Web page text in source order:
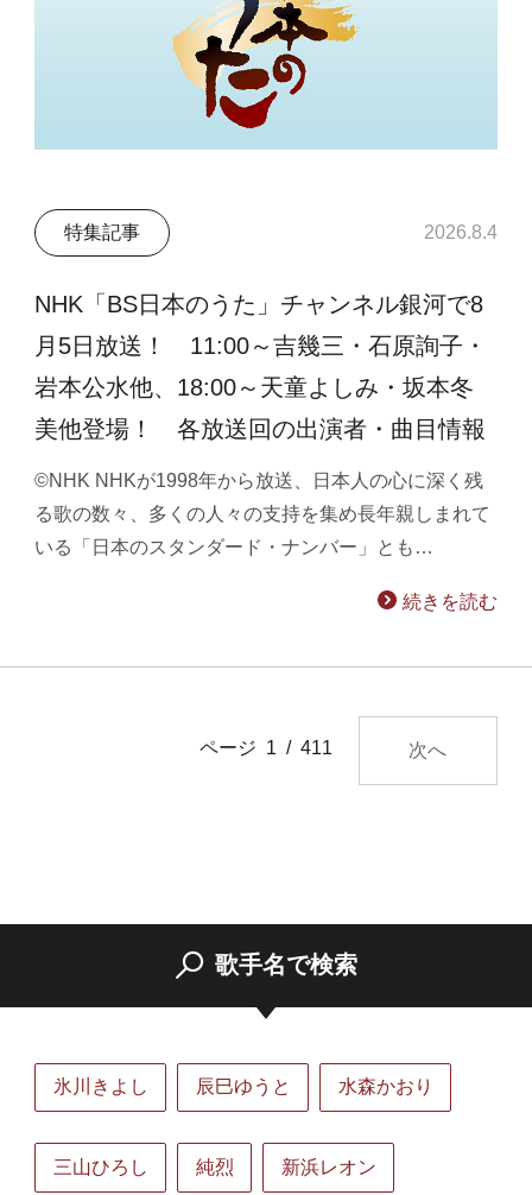
特集記事 2026.8.4
NHK「BS日本のうた」チャンネル銀河で8
月5日放送！ 11:00～吉幾三・石原詢子・
岩本公水他、18:00～天童よしみ・坂本冬
美他登場！ 各放送回の出演者・曲目情報
©NHK NHKが1998年から放送、日本人の心に深く残
る歌の数々、多くの人々の支持を集め長年親しまれて
いる「日本のスタンダード・ナンバー」とも…
続きを読む
ページ 1 / 411 次へ
歌手名で検索
氷川きよし 辰巳ゆうと 水森かおり
三山ひろし 純烈 新浜レオン